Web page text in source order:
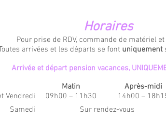
Horaires
Pour prise de RDV, commande de matériel
arrivées et les départs se font uniquement
Arrivée et départ pension vacances,
Matin
Vendredi
09h00 – 11h30
Après-midi
14h00 –
Samedi
Sur rendez-vous